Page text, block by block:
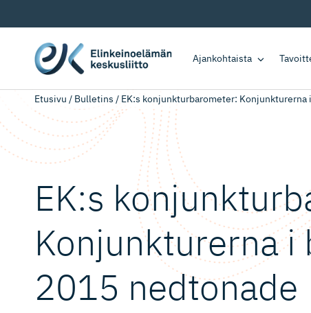
Ajankohtaista
Etusivu / Bulletins / EK:s konjunkturbarometer: Konjunkturerna
EK:s
Konjunkturerna i
2015 nedtonade